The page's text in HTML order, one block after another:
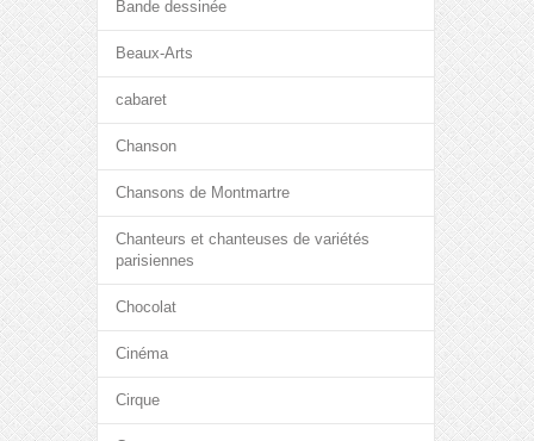
Bande dessinée
Beaux-Arts
cabaret
Chanson
Chansons de Montmartre
Chanteurs et chanteuses de variétés
parisiennes
Chocolat
Cinéma
Cirque